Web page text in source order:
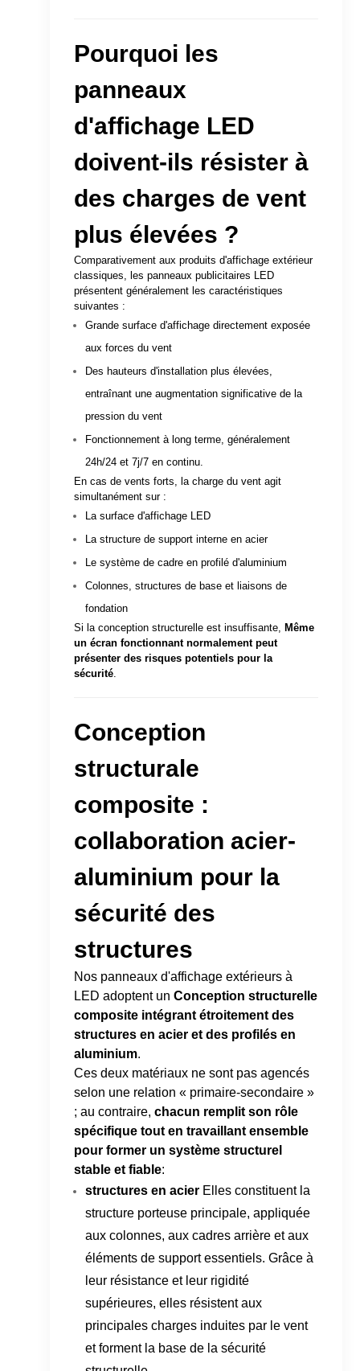
Pourquoi les
panneaux
d'affichage LED
doivent-ils résister à
des charges de vent
plus élevées ?
Comparativement aux produits d'affichage extérieur
classiques, les panneaux publicitaires LED
présentent généralement les caractéristiques
suivantes :
Grande surface d'affichage directement exposée
aux forces du vent
Des hauteurs d'installation plus élevées,
entraînant une augmentation significative de la
pression du vent
Fonctionnement à long terme, généralement
24h/24 et 7j/7 en continu.
En cas de vents forts, la charge du vent agit
simultanément sur :
La surface d'affichage LED
La structure de support interne en acier
Le système de cadre en profilé d'aluminium
Colonnes, structures de base et liaisons de
fondation
Si la conception structurelle est insuffisante,
Même
un écran fonctionnant normalement peut
présenter des risques potentiels pour la
sécurité
Conception
structurale
composite :
collaboration acier-
aluminium pour la
sécurité des
structures
Nos panneaux d'affichage extérieurs à
LED adoptent unConception structurelle
composite intégrant étroitement des
structures en acier et des profilés en
aluminium.
Ces deux matériaux ne sont pas agencés
selon une relation « primaire-secondaire »
; au contraire,chacun remplit son rôle
spécifique tout en travaillant ensemble
pour former un système structurel
stable et fiable:
structures en acier Elles constituent la
structure porteuse principale, appliquée
aux colonnes, aux cadres arrière et aux
éléments de support essentiels. Grâce à
leur résistance et leur rigidité
supérieures, elles résistent aux
principales charges induites par le vent
et forment la base de la sécurité